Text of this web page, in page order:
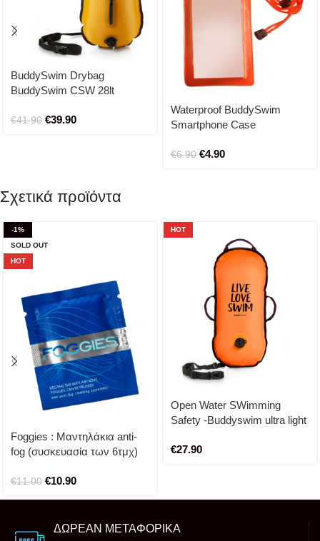
BuddySwim Drybag
BuddySwim CSW 28lt
€41.90 €39.90
Waterproof BuddySwim
Smartphone Case
€6.90 €4.90
Σχετικά προϊόντα
-1%
SOLD OUT
HOT
Foggies : Μαντηλάκια anti-
fog (συσκευασία των 6τμχ)
€11.00 €10.90
HOT
Open Water SWimming
Safety -Buddyswim ultra light
€27.90
ΔΩΡΕΑΝ ΜΕΤΑΦΟΡΙΚΑ